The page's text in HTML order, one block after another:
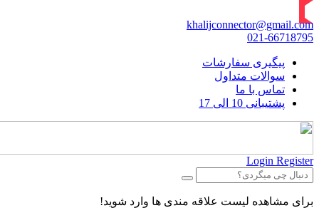
khalijconnector@gmail.com
021-66718795
پیگیری سفارشات
سوالات متداول
تماس با ما
پشتیبانی 10 الی 17
Login Register
برای مشاهده لیست علاقه مندی ها وارد شوید!